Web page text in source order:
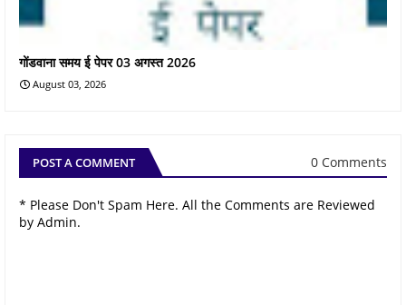
गोंडवाना समय ई पेपर 03 अगस्त 2026
August 03, 2026
POST A COMMENT 0 Comments
* Please Don't Spam Here. All the Comments are Reviewed
by Admin.